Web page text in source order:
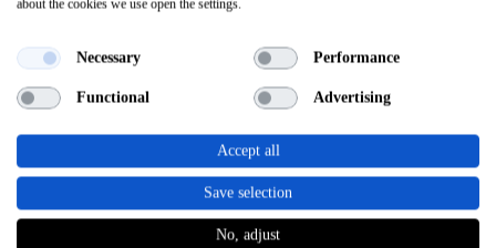
about the cookies we use open the settings.
Necessary Performance
Functional Advertising
Accept all
Save selection
No, adjust